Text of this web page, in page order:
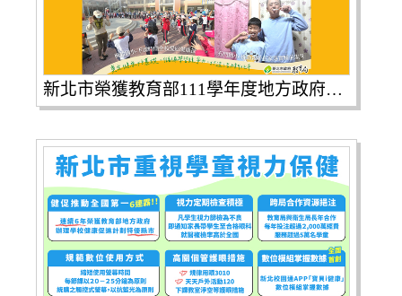
新北市榮獲教育部111學年度地方政府辦理學校健康促進計畫特優縣市|連續六年特優績效卓著